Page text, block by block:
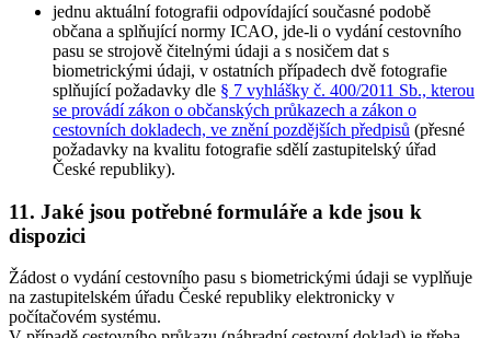
jednu aktuální fotografii odpovídající současné podobě
občana a splňující normy ICAO, jde-li o vydání cestovního
pasu se strojově čitelnými údaji a s nosičem dat s
biometrickými údaji, v ostatních případech dvě fotografie
splňující požadavky dle § 7 vyhlášky č. 400/2011 Sb., kterou
se provádí zákon o občanských průkazech a zákon o
cestovních dokladech, ve znění pozdějších předpisů (přesné
požadavky na kvalitu fotografie sdělí zastupitelský úřad
České republiky).
11. Jaké jsou potřebné formuláře a kde jsou k
dispozici
Žádost o vydání cestovního pasu s biometrickými údaji se vyplňuje
na zastupitelském úřadu České republiky elektronicky v
počítačovém systému.